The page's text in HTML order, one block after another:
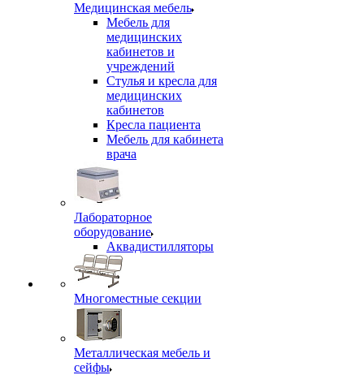
Медицинская мебель
Мебель для
медицинских
кабинетов и
учреждений
Стулья и кресла для
медицинских
кабинетов
Кресла пациента
Мебель для кабинета
врача
Лабораторное
оборудование
Аквадистилляторы
Многоместные секции
Металлическая мебель и
сейфы